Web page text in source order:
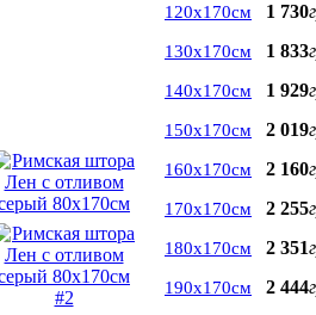
120х170см 1 730
130х170см 1 833
140х170см 1 929
150х170см 2 019
160х170см 2 160
170х170см 2 255
180х170см 2 351
190х170см 2 444